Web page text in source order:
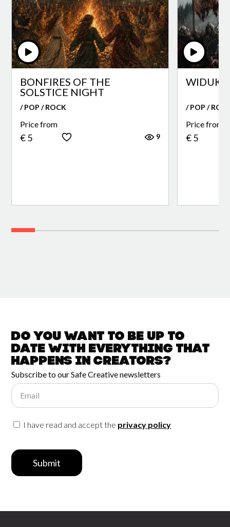
BONFIRES OF THE
SOLSTICE NIGHT
/ POP / ROCK
Price from
€ 5 9
/ POP /
Price from
€ 5
Do you want to be up to
date witheverything that
happens inCreators?
Subscribe to our Safe Creative newsletters
Email
I have read and accept the privacy policy
Submit